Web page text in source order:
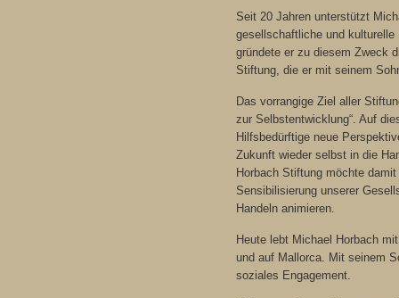
Seit 20 Jahren unterstützt
gesellschaftliche und
gründete er zu diesem Zweck
Stiftung, die er mit seinem
Das vorrangige Ziel aller
zur Selbstentwicklung“. Auf
Hilfsbedürftige neue
Zukunft wieder selbst in die
Horbach Stiftung möchte
Sensibilisierung unserer
Handeln animieren.
Heute lebt Michael Horbach
und auf Mallorca. Mit seinem
soziales Engagement.